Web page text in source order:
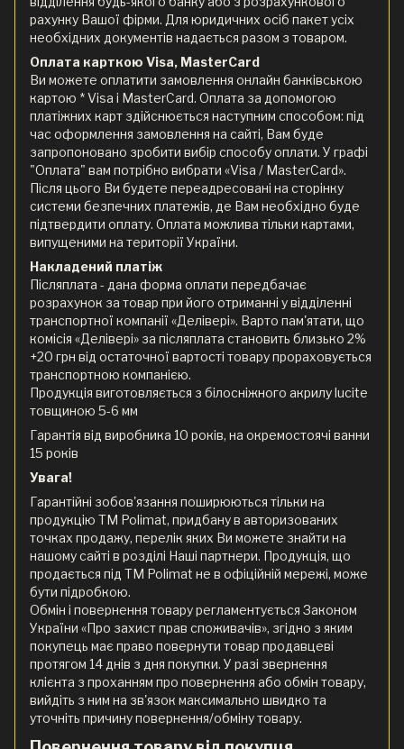
рахунку Вашої фірми. Для юридичних осіб пакет усіх
необхідних документів надається разом з товаром.
Оплата карткою Visa, MasterCard
Ви можете оплатити замовлення онлайн банківською
картою * Visa і MasterCard. Оплата за допомогою
платіжних карт здійснюється наступним способом: під
час оформлення замовлення на сайті, Вам буде
запропоновано зробити вибір способу оплати. У графі
"Оплата" вам потрібно вибрати «Visa / MasterCard».
Після цього Ви будете переадресовані на сторінку
системи безпечних платежів, де Вам необхідно буде
підтвердити оплату. Оплата можлива тільки картами,
випущеними на території України.
Накладений платіж
Післяплата - дана форма оплати передбачає
розрахунок за товар при його отриманні у відділенні
транспортної компанії «Делівері». Варто пам'ятати, що
комісія «Делівері» за післяплата становить близько 2%
+20 грн від остаточної вартості товару прораховується
транспортною компанією.
Продукція виготовляється з білосніжного акрилу lucite
товщиною 5-6 мм
Гарантія від виробника 10 років, на окремостоячі ванни
15 років
Увага!
Гарантійні зобов'язання поширюються тільки на
продукцію ТМ Polimat, придбану в авторизованих
точках продажу, перелік яких Ви можете знайти на
нашому сайті в розділі Наші партнери. Продукція, що
продається під ТМ Polimat не в офіційній мережі, може
бути підробкою.
Обмін і повернення товару регламентується Законом
України «Про захист прав споживачів», згідно з яким
покупець має право повернути товар продавцеві
протягом 14 днів з дня покупки. У разі звернення
клієнта з проханням про повернення або обмін товару,
вийдіть з ним на зв'язок максимально швидко та
уточніть причину повернення/обміну товару.